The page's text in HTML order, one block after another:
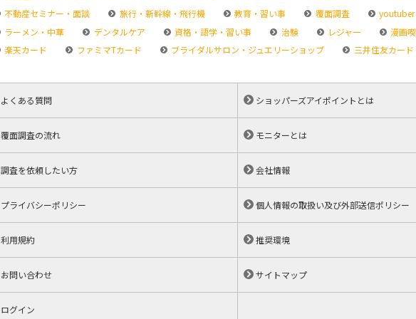
不動産セミナー・面談
旅行・新幹線・飛行機 教育・習い事 覆面調査
youtuber
ラーメン・中華
デンタルケア 資格・語学・習い事 治験 レジャー
漫画
楽天カード
ファミマTカード ブライダルサロン・ジュエリーショップ 三井住友カード
よくある質問 ショッパーズアイポイントとは
覆面調査の流れ モニターとは
調査を依頼したい方 会社情報
プライバシーポリシー 個人情報の取扱い及び外部送信ポリシー
利用規約 推奨環境
お問い合わせ サイトマップ
ログイン